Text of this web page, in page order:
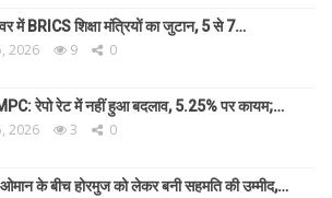
में BRICS शिक्षा मंत्रियों का जुटान, 5 से 7…
2026 9 0
रेपो रेट में नहीं हुआ बदलाव, 5.25% पर कायम;…
2026 3 0
के बीच होरमुज को लेकर बनी सहमति की उम्मीद,…